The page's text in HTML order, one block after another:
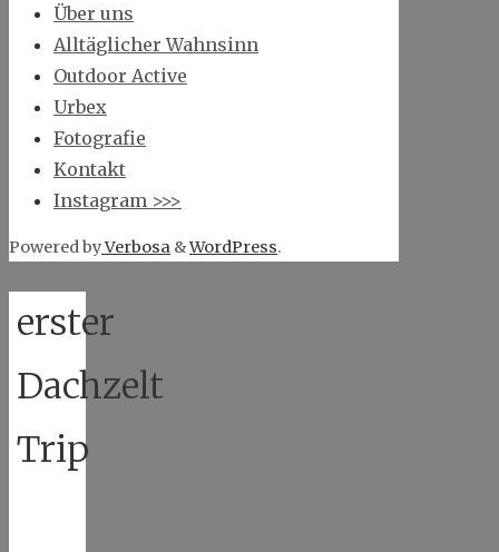
Über uns
Alltäglicher Wahnsinn
Outdoor Active
Urbex
Fotografie
Kontakt
Instagram >>>
Powered byVerbosa &WordPress.
erster
Dachzelt
Trip